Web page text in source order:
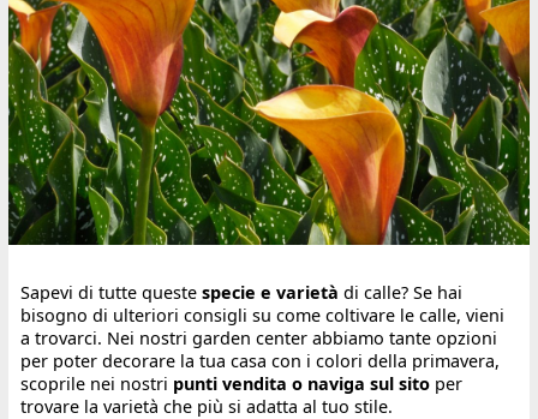
Sapevi di tutte questespecie e varietà di calle? Se hai
bisogno di ulteriori consigli su come coltivare le calle, vieni
a trovarci. Nei nostri garden center abbiamo tante opzioni
per poter decorare la tua casa con i colori della primavera,
scoprile nei nostri punti vendita o naviga sul sitoper
trovare la varietà che più si adatta al tuo stile.